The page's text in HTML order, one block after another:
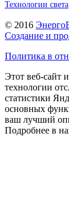
Технологии света
© 2016
Создание и
Политика в
Этот веб-сайт
технологии
статистики
основных
ваш лучший
Подробнее в